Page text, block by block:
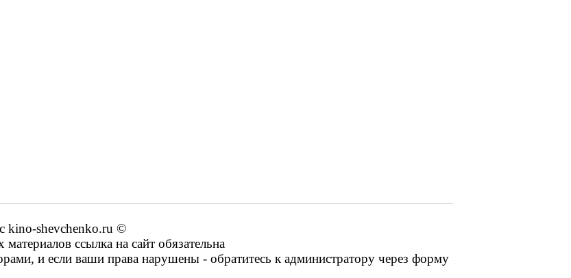
kino-shevchenko.ru ©
ссылка на сайт обязательна
и если ваши права нарушены - обратитесь к администратору через форму